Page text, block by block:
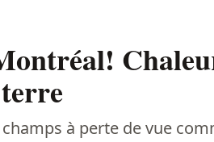
à perte de vue